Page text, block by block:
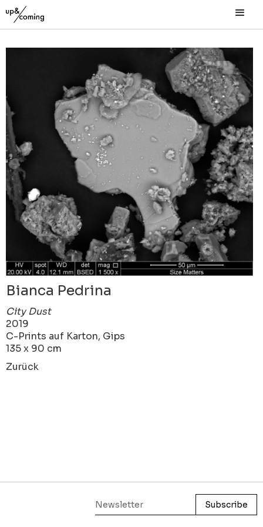
Bianca Pedrina
City Dust
2019
C-Prints auf Karton, Gips
135 x 90 cm
Zurück